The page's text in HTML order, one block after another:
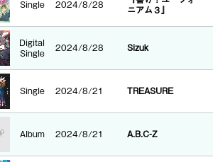
Single 2024/8/28
ニアム３』
Digital
Single
2024/8/28 Sizuk
Single 2024/8/21 TREASURE
Album 2024/8/21 A.B.C-Z